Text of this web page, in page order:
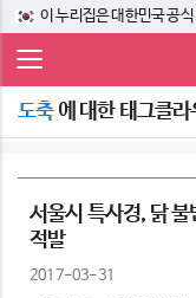
이 누리집은 대한민국 공
도축에 대한 태그클라
서울시 특사경, 닭
적발
2017-03-31